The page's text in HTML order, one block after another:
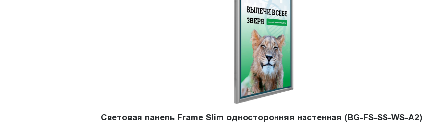
Световая панель Frame Slim односторонняя настенная (BG-FS-SS-WS-A2)